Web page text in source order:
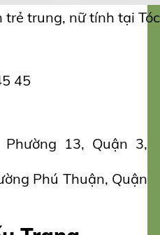
trẻ trung, nữ tính tại
45
13, Quận 3,
Phú Thuận, Quận